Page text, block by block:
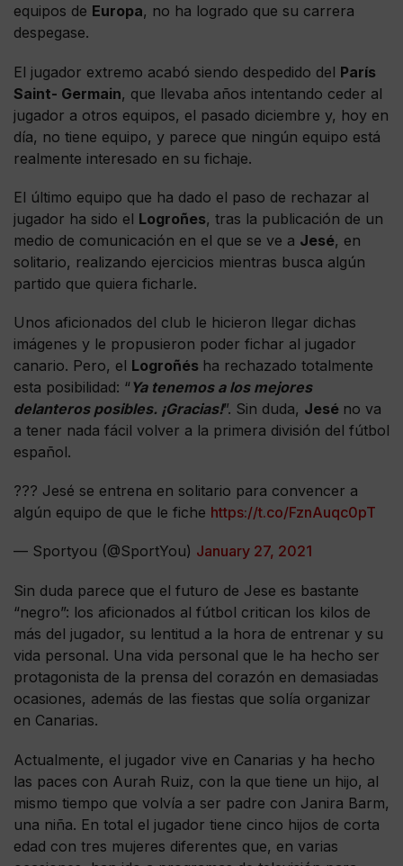
equipos de Europa, no ha logrado que su carrera
despegase.
El jugador extremo acabó siendo despedido del París
Saint- Germain, que llevaba años intentando ceder al
jugador a otros equipos, el pasado diciembre y, hoy en
día, no tiene equipo, y parece que ningún equipo está
realmente interesado en su fichaje.
El último equipo que ha dado el paso de rechazar al
jugador ha sido el Logroñes, tras la publicación de un
medio de comunicación en el que se ve a Jesé, en
solitario, realizando ejercicios mientras busca algún
partido que quiera ficharle.
Unos aficionados del club le hicieron llegar dichas
imágenes y le propusieron poder fichar al jugador
canario. Pero, el Logroñés ha rechazado totalmente
esta posibilidad: “Ya tenemos a los mejores
delanteros posibles. ¡Gracias!”. Sin duda, Jesé no va
a tener nada fácil volver a la primera división del fútbol
español.
??? Jesé se entrena en solitario para convencer a
algún equipo de que le fiche https://t.co/FznAuqc0pT
— Sportyou (@SportYou) January 27, 2021
Sin duda parece que el futuro de Jese es bastante
“negro”: los aficionados al fútbol critican los kilos de
más del jugador, su lentitud a la hora de entrenar y su
vida personal. Una vida personal que le ha hecho ser
protagonista de la prensa del corazón en demasiadas
ocasiones, además de las fiestas que solía organizar
en Canarias.
Actualmente, el jugador vive en Canarias y ha hecho
las paces con Aurah Ruiz, con la que tiene un hijo, al
mismo tiempo que volvía a ser padre con Janira Barm,
una niña. En total el jugador tiene cinco hijos de corta
edad con tres mujeres diferentes que, en varias